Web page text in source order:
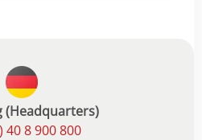
(Headquarters)
40 8 900 800